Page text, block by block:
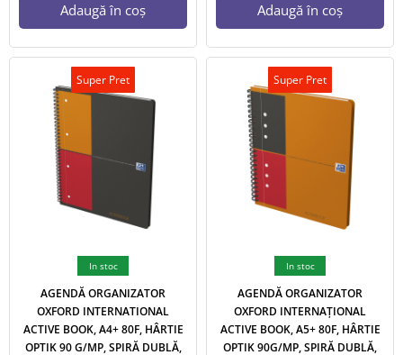
Adaugă în coș Adaugă în coș
Super Pret
In stoc
AGENDĂ ORGANIZATOR
OXFORD INTERNATIONAL
ACTIVE BOOK, A4+ 80F, HÂRTIE
OPTIK 90 G/MP, SPIRĂ DUBLĂ,
Super Pret
In stoc
AGENDĂ ORGANIZATOR
OXFORD INTERNAȚIONAL
ACTIVE BOOK, A5+ 80F, HÂRTIE
OPTIK 90G/MP, SPIRĂ DUBLĂ,